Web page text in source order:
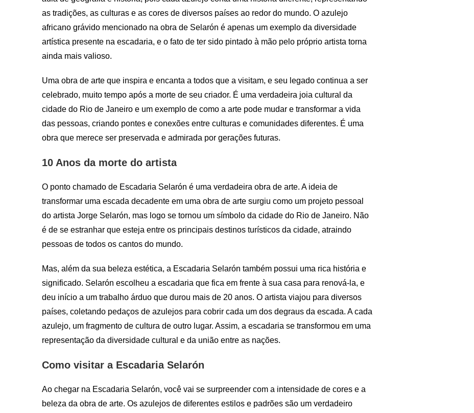
as tradições, as culturas e as cores de diversos países ao redor do mundo. O azulejo
africano grávido mencionado na obra de Selarón é apenas um exemplo da diversidade
artística presente na escadaria, e o fato de ter sido pintado à mão pelo próprio artista torna
ainda mais valioso.
Uma obra de arte que inspira e encanta a todos que a visitam, e seu legado continua a ser
celebrado, muito tempo após a morte de seu criador. É uma verdadeira joia cultural da
cidade do Rio de Janeiro e um exemplo de como a arte pode mudar e transformar a vida
das pessoas, criando pontes e conexões entre culturas e comunidades diferentes. É uma
obra que merece ser preservada e admirada por gerações futuras.
10 Anos da morte do artista
O ponto chamado de Escadaria Selarón é uma verdadeira obra de arte. A ideia de
transformar uma escada decadente em uma obra de arte surgiu como um projeto pessoal
do artista Jorge Selarón, mas logo se tornou um símbolo da cidade do Rio de Janeiro. Não
é de se estranhar que esteja entre os principais destinos turísticos da cidade, atraindo
pessoas de todos os cantos do mundo.
Mas, além da sua beleza estética, a Escadaria Selarón também possui uma rica história e
significado. Selarón escolheu a escadaria que fica em frente à sua casa para renová-la, e
deu início a um trabalho árduo que durou mais de 20 anos. O artista viajou para diversos
países, coletando pedaços de azulejos para cobrir cada um dos degraus da escada. A cada
azulejo, um fragmento de cultura de outro lugar. Assim, a escadaria se transformou em uma
representação da diversidade cultural e da união entre as nações.
Como visitar a Escadaria Selarón
Ao chegar na Escadaria Selarón, você vai se surpreender com a intensidade de cores e a
beleza da obra de arte. Os azulejos de diferentes estilos e padrões são um verdadeiro